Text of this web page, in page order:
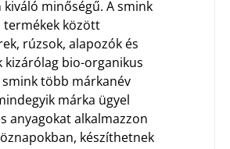
minőségű. A smink
között
rúzsok, alapozók és
kizárólag bio-organikus
smink több márkanév
márka ügyel
anyagokat alkalmazzon
készíthetnek